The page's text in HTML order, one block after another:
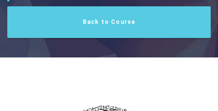
Back to Course